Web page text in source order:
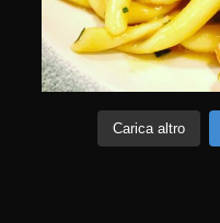
Carica altro